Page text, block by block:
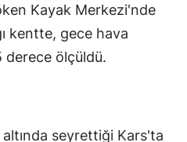
Erzurum
Eskişehir
Kayak Merkezi'nde
kentte, gece hava
5 derece ölçüldü.
altında seyrettiği Kars'ta